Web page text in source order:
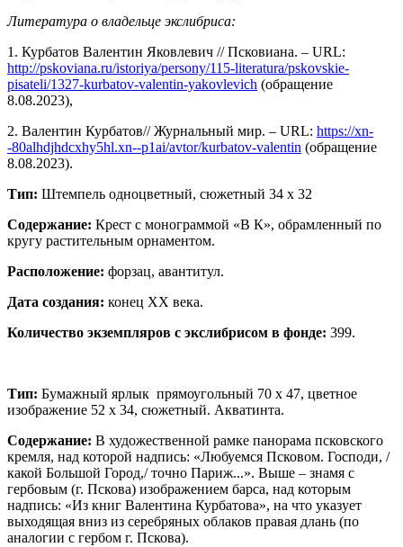
Литература о владельце экслибриса:
1. Курбатов Валентин Яковлевич // Псковиана. – URL:
http://pskoviana.ru/istoriya/persony/115-literatura/pskovskie-
pisateli/1327-kurbatov-valentin-yakovlevich (обращение
8.08.2023),
2. Валентин Курбатов// Журнальный мир. – URL: https://xn-
-80alhdjhdcxhy5hl.xn--p1ai/avtor/kurbatov-valentin (обращение
8.08.2023).
Тип: Штемпель одноцветный, сюжетный 34 х 32
Содержание: Крест с монограммой «В К», обрамленный по
кругу растительным орнаментом.
Расположение: форзац, авантитул.
Дата создания: конец ХХ века.
Количество экземпляров с экслибрисом в фонде: 399.
Тип: Бумажный ярлык прямоугольный 70 х 47, цветное
изображение 52 х 34, сюжетный. Акватинта.
Содержание: В художественной рамке панорама псковского
кремля, над которой надпись: «Любуемся Псковом. Господи, /
какой Большой Город,/ точно Париж...». Выше – знамя с
гербовым (г. Пскова) изображением барса, над которым
надпись: «Из книг Валентина Курбатова», на что указует
выходящая вниз из серебряных облаков правая длань (по
аналогии с гербом г. Пскова).